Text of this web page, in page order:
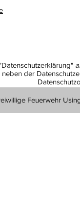
neben der
Feuerwehr